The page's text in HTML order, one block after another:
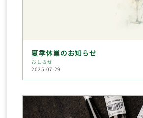
夏季休業のお知らせ
おしらせ
2025-07-29